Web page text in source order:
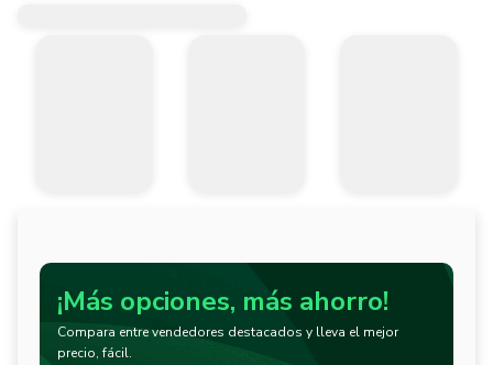
¡Más opciones, más ahorro!
Compara entre vendedores destacados y lleva el mejor
precio, fácil.